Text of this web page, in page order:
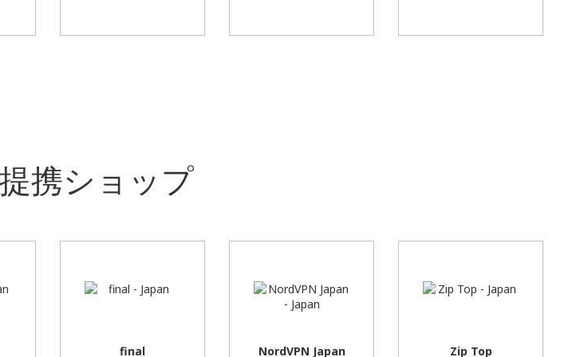
携ショップ
final NordVPN Japan Zip Top